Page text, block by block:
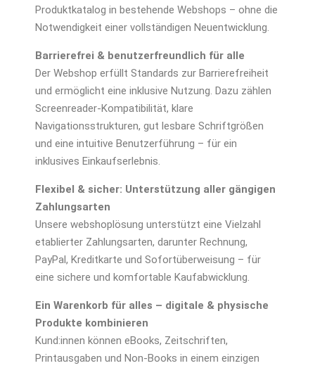
Produktkatalog in bestehende Webshops – ohne die
Notwendigkeit einer vollständigen Neuentwicklung.
Barrierefrei & benutzerfreundlich für alle
Der Webshop erfüllt Standards zur Barrierefreiheit
und ermöglicht eine inklusive Nutzung. Dazu zählen
Screenreader-Kompatibilität, klare
Navigationsstrukturen, gut lesbare Schriftgrößen
und eine intuitive Benutzerführung – für ein
inklusives Einkaufserlebnis.
Flexibel & sicher: Unterstützung aller gängigen
Zahlungsarten
Unsere webshoplösung unterstützt eine Vielzahl
etablierter Zahlungsarten, darunter Rechnung,
PayPal, Kreditkarte und Sofortüberweisung – für
eine sichere und komfortable Kaufabwicklung.
Ein Warenkorb für alles – digitale & physische
Produkte kombinieren
Kund:innen können eBooks, Zeitschriften,
Printausgaben und Non-Books in einem einzigen